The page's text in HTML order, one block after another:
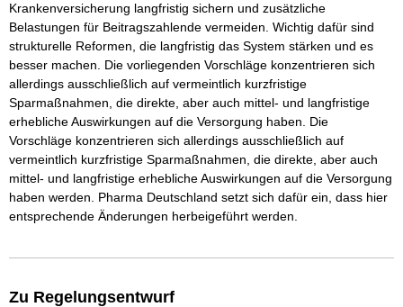
Krankenversicherung langfristig sichern und zusätzliche
Belastungen für Beitragszahlende vermeiden. Wichtig dafür sind
strukturelle Reformen, die langfristig das System stärken und es
besser machen. Die vorliegenden Vorschläge konzentrieren sich
allerdings ausschließlich auf vermeintlich kurzfristige
Sparmaßnahmen, die direkte, aber auch mittel- und langfristige
erhebliche Auswirkungen auf die Versorgung haben. Die
Vorschläge konzentrieren sich allerdings ausschließlich auf
vermeintlich kurzfristige Sparmaßnahmen, die direkte, aber auch
mittel- und langfristige erhebliche Auswirkungen auf die Versorgung
haben werden. Pharma Deutschland setzt sich dafür ein, dass hier
entsprechende Änderungen herbeigeführt werden.
Zu Regelungsentwurf